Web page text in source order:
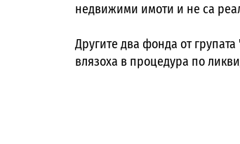
недвижими имоти и не са
Другите два фонда от
влязоха в процедура по